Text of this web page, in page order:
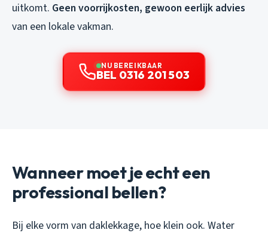
uitkomt. Geen voorrijkosten, gewoon eerlijk advies
van een lokale vakman.
NU BEREIKBAAR
BEL 0316 201 503
Wanneer moet je echt een
professional bellen?
Bij elke vorm van daklekkage, hoe klein ook. Water